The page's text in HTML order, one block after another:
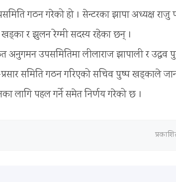
गठन गरेको हो । सेन्टरका झापा अध्यक्ष
खड्का र झुलन रेग्मी सदस्य रहेका छन् ।
अनुगमन उपसमितिमा लीलाराज झापाली र उद्धव
समिति गठन गरिएको सचिव पुष्प खड्काले
लागि पहल गर्ने समेत निर्णय गरेको छ ।